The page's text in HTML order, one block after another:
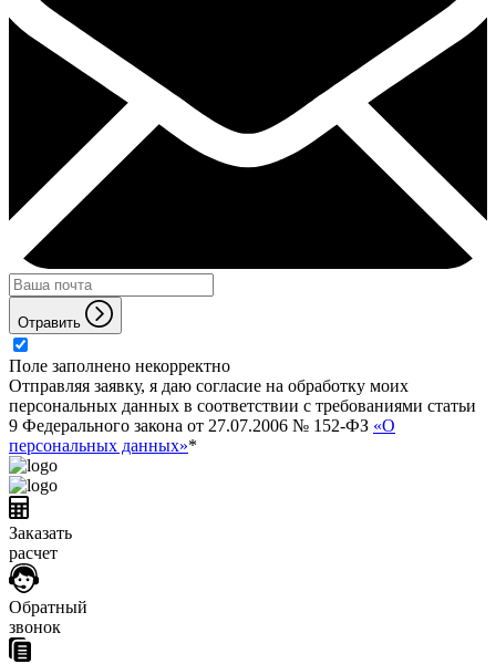
Отравить
Поле заполнено некорректно
Отправляя заявку, я даю согласие на обработку моих
персональных данных в соответствии с требованиями статьи
9 Федерального закона от 27.07.2006 № 152-ФЗ «О
персональных данных»*
Заказать
расчет
Обратный
звонок